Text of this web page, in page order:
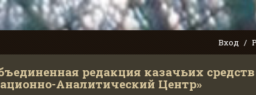
Вход
редакция казачьих
Аналитический Центр»